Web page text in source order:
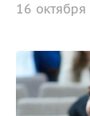
16